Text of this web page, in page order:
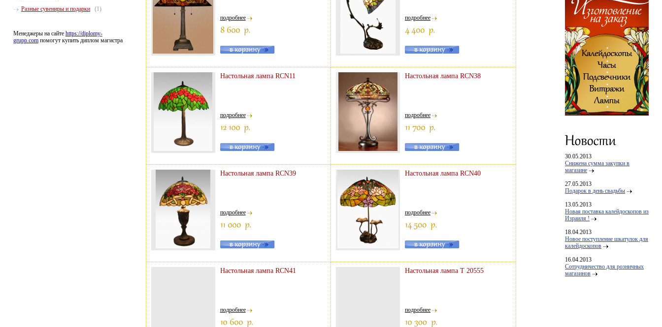
подробнее подробнее
Настольная лампа RCN11
подробнее
Настольная лампа RCN38
подробнее
Настольная лампа RCN39
подробнее
Настольная лампа RCN40
подробнее
Настольная лампа RCN41
подробнее
Настольная лампа T 20555
подробнее
Разные сувениры и подарки
(1)
Менеджеры на сайте https://diplomy-
grupp.comпомогут купить диплом магистра
30.05.2013
Снижена сумма закупки в
магазине
27.05.2013
Подарок в день свадьбы
13.05.2013
Новая поставка калейдоскопов из
Израиля !
18.04.2013
Новое поступление шкатулок для
калейдоскопов
16.04.2013
Сотрудничество для розничных
магазинов